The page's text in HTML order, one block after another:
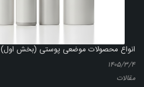
انواع محصولات موضعی پوستی (بخش اول)
۱۴۰۵/۳/۴
مقالات